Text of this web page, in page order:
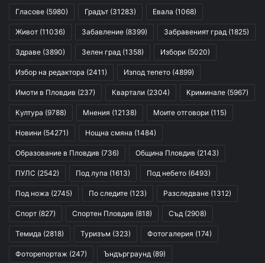
Гласове (5980) Градът (31283) Евала (1068)
Живот (11036) Забавление (8399) Забравеният град (1825)
Здраве (3890) Зелен град (1358) Избори (5020)
Избор на редактора (2411) Изпод тепето (4899)
Имоти в Пловдив (237) Квартали (2304) Криминале (5967)
Култура (9788) Мнения (12138) Моите отговори (115)
Новини (54271) Нощна смяна (1484)
Образование в Пловдив (736) Община Пловдив (2143)
ПУЛС (2542) Под лупа (1613) Под небето (6493)
Под ножа (2745) По следите (123) Разследване (1312)
Спорт (827) Спортен Пловдив (818) Съд (2908)
Темида (2818) Туризъм (323) Фотогалерия (174)
Фоторепортаж (247) Ъндърграунд (89)